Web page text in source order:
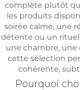
complète plutôt
les produits
soirée calme, une
détente ou un rituel
une chambre, une
cette sélection
cohérente,
Pourquoi